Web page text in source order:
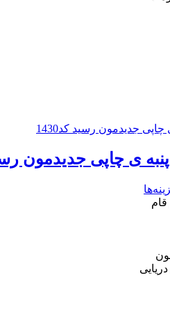
ی چاپی جدیدمون رسید
باشد.
قام